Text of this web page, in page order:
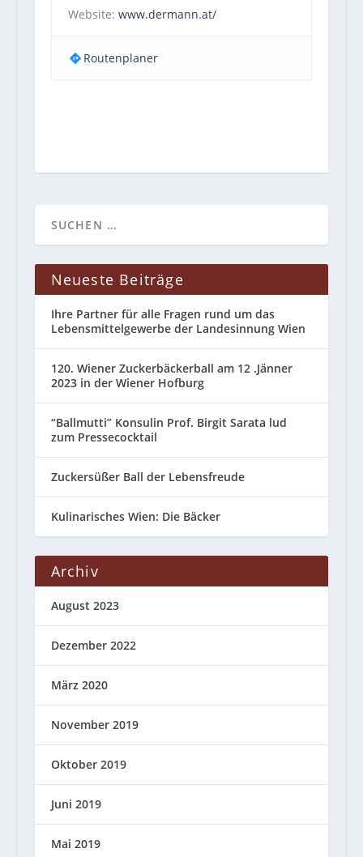
Website: www.dermann.at/
Routenplaner
Neueste Beiträge
Ihre Partner für alle Fragen rund um das
Lebensmittelgewerbe der Landesinnung Wien
120. Wiener Zuckerbäckerball am 12 .Jänner
2023 in der Wiener Hofburg
“Ballmutti” Konsulin Prof. Birgit Sarata lud
zum Pressecocktail
Zuckersüßer Ball der Lebensfreude
Kulinarisches Wien: Die Bäcker
Archiv
August 2023
Dezember 2022
März 2020
November 2019
Oktober 2019
Juni 2019
Mai 2019